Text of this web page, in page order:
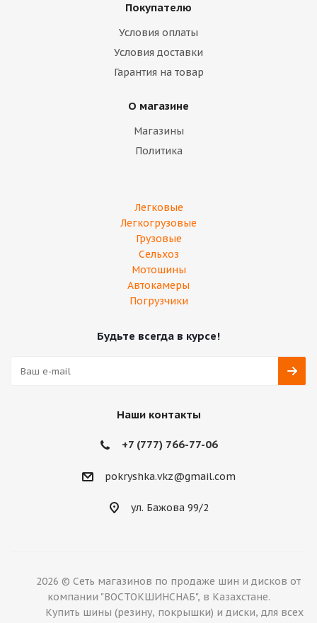
Покупателю
Условия оплаты
Условия доставки
Гарантия на товар
О магазине
Магазины
Политика
Легковые
Легкогрузовые
Грузовые
Сельхоз
Мотошины
Автокамеры
Погрузчики
Будьте всегда в курсе!
Наши контакты
+7 (777) 766-77-06
pokryshka.vkz@gmail.com
ул. Бажова 99/2
2026 © Сеть магазинов по продаже шин и дисков от
компании "ВОСТОКШИНСНАБ", в Казахстане.
Купить шины (резину, покрышки) и диски, для всех